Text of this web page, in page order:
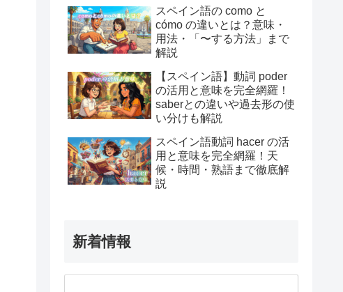
スペイン語の como と
cómo の違いとは？意味・
用法・「〜する方法」まで
解説
【スペイン語】動詞 poder
の活用と意味を完全網羅！
saberとの違いや過去形の使
い分けも解説
スペイン語動詞 hacer の活
用と意味を完全網羅！天
候・時間・熟語まで徹底解
説
新着情報